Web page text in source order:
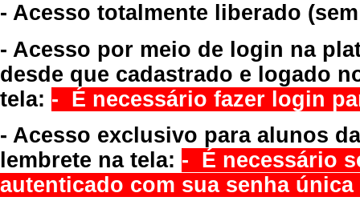
- Acesso totalmente liberado
- Acesso por meio de login na
desde que cadastrado e logado
tela: - É necessário fazer login
- Acesso exclusivo para alunos
lembrete na tela: - É necessário
autenticado com sua senha